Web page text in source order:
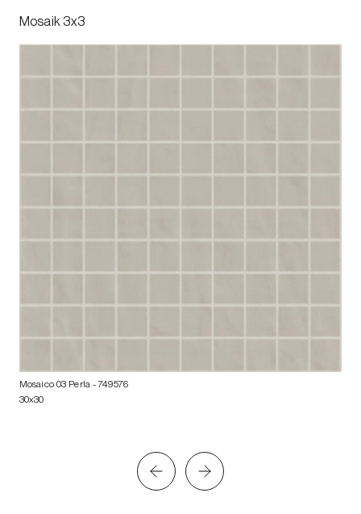
Mosaik 3x3
Mosaico 03 Perla - 749576
30x30